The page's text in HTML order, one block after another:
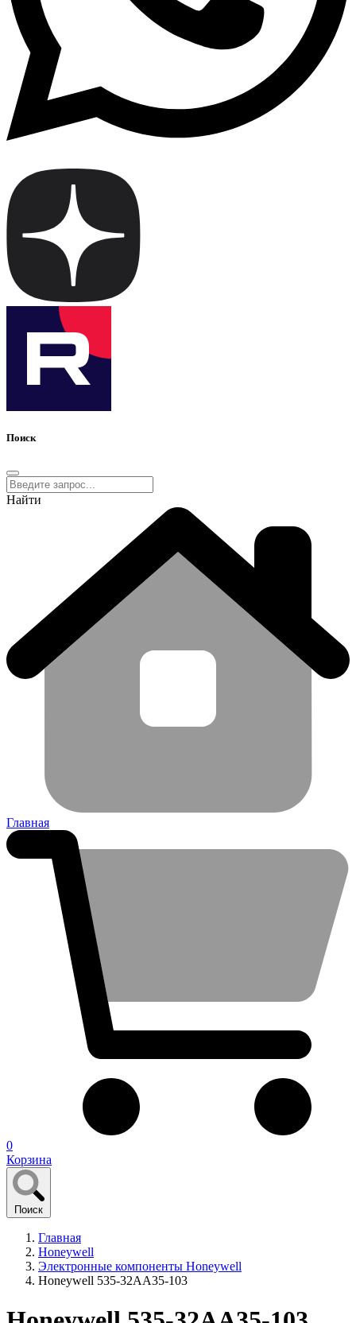
Поиск
Найти
Главная
0
Корзина
Поиск
Главная
Honeywell
Электронные компоненты Honeywell
Honeywell 535-32AA35-103